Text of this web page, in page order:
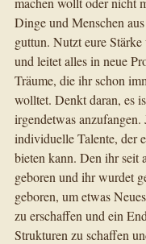
Dinge und Menschen
guttun. Nutzt eure
und leitet alles in neue
Träume, die ihr schon
wolltet. Denkt daran, es
irgendetwas anzufangen.
individuelle Talente, der
bieten kann. Den ihr seit
geboren und ihr wurdet
geboren, um etwas
zu erschaffen und ein
Strukturen zu schaffen